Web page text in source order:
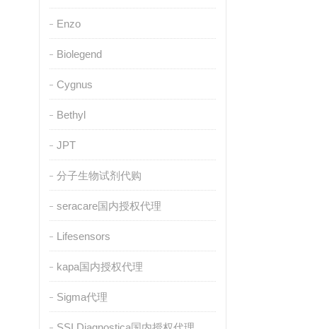
Enzo
Biolegend
Cygnus
Bethyl
JPT
分子生物试剂代购
seracare国内授权代理
Lifesensors
kapa国内授权代理
Sigma代理